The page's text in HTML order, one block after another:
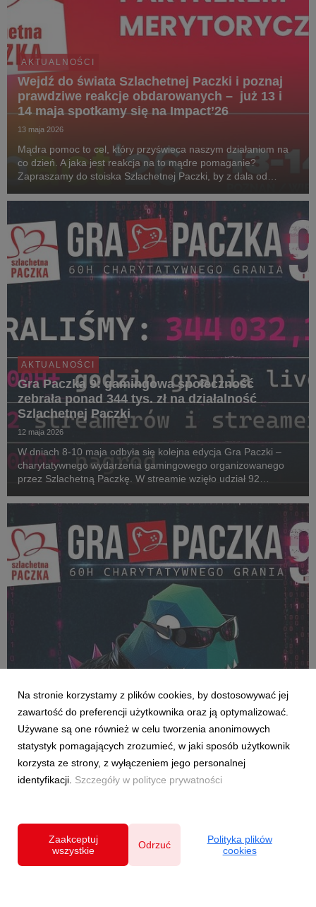
AKTUALNOŚCI
Wejdź do świata Szlachetnej Paczki i poznaj
prawdziwe reakcje obdarowanych – już 13 i
14 maja spotkamy się na Impact’26
13 maja 2026
Mądra pomoc to cel, który przyświeca naszym działaniom na
co dzień. A jaka jest reakcja na to mądre pomaganie?
Zapraszamy do stoiska Szlachetnej Paczki, by z dala od
prawdziwych emocji. Wystarczy wygodnie usiąść, zało...
AKTUALNOŚCI
Gra Paczka 9: gamingowa społeczność
zebrała ponad 344 tys. zł na działalność
Szlachetnej Paczki
12 maja 2026
W dniach 8-10 maja odbyła się kolejna edycja Gra Paczki –
charytatywnego wydarzenia gamingowego organizowanego
przez Szlachetną Paczkę. W streamie wzięło udział 92
Noble Cup zwyciężył Enno, który wraz ze swoją ...
Dołącz do Rebelii i weź udział w maratonie
hakowania systemu
8 maja 2026
Jeden impuls wystarczy, żeby zerwać z symulacją na dobre.
Szukamy wybrańca – Neo Gra Paczki, który przez trzy dni
eventu wyśle najsilniejszy pojedynczy sygnał – największą
Na stronie korzystamy z plików cookies, by dostosowywać jej
zawartość do preferencji użytkownika oraz ją optymalizować.
Używane są one również w celu tworzenia anonimowych
statystyk pomagających zrozumieć, w jaki sposób użytkownik
korzysta ze strony, z wyłączeniem jego personalnej
identyfikacji. Szczegóły w polityce prywatności
Zaakceptuj
wszystkie
Odrzuć
Polityka plików
cookies